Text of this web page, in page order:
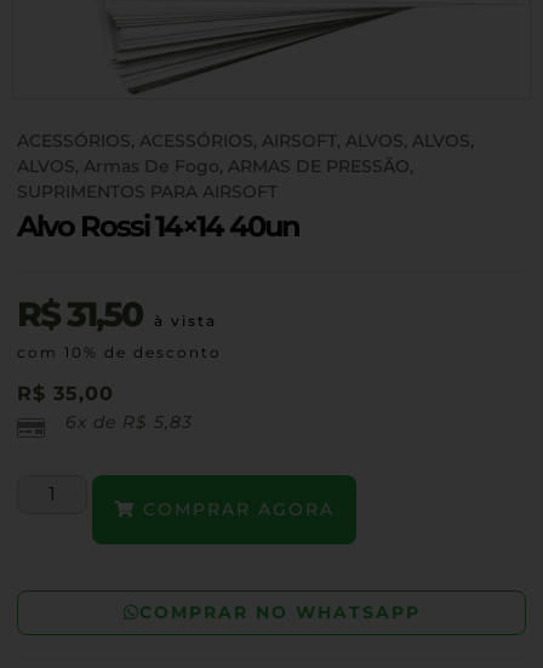
ACESSÓRIOS, ACESSÓRIOS, AIRSOFT, ALVOS, ALVOS,
ALVOS, Armas De Fogo, ARMAS DE PRESSÃO,
SUPRIMENTOS PARA AIRSOFT
Alvo Rossi 14×14 40un
R$31,50
à vista
com 10% de desconto
R$ 35,00
6x de R$ 5,83
COMPRAR AGORA
COMPRAR NO WHATSAPP